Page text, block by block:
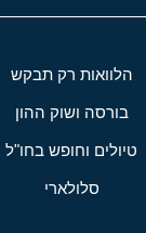
הלוואות רק תבקש
בורסה ושוק ההון
טיולים וחופש בחו"ל
סלולארי